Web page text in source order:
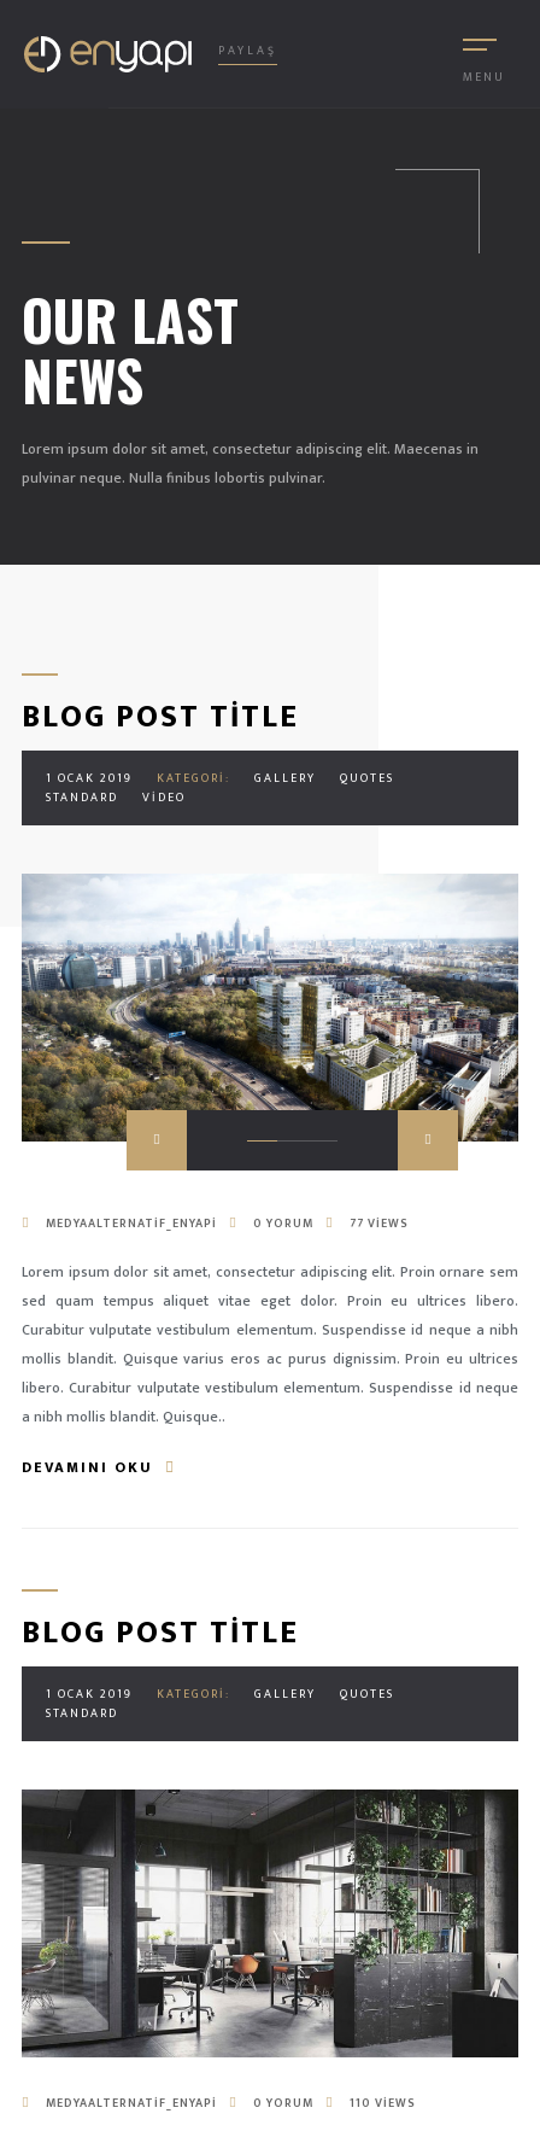
MENU
PAYLAŞ
OUR LAST
NEWS
Lorem ipsum dolor sit amet, consectetur adipiscing elit. Maecenas in
pulvinar neque. Nulla finibus lobortis pulvinar.
BLOG POST TITLE
1 OCAK 2019 KATEGORI: GALLERY
QUOTES
STANDARD
VIDEO
MEDYAALTERNATIF_ENYAPI 0 YORUM 77 VIEWS
Lorem ipsum dolor sit amet, consectetur adipiscing elit. Proin ornare sem
sed quam tempus aliquet vitae eget dolor. Proin eu ultrices libero.
Curabitur vulputate vestibulum elementum. Suspendisse id neque a nibh
mollis blandit. Quisque varius eros ac purus dignissim. Proin eu ultrices
libero. Curabitur vulputate vestibulum elementum. Suspendisse id neque
a nibh mollis blandit. Quisque..
DEVAMINI OKU
BLOG POST TITLE
1 OCAK 2019 KATEGORI: GALLERY
QUOTES
STANDARD
MEDYAALTERNATIF_ENYAPI 0 YORUM 110 VIEWS